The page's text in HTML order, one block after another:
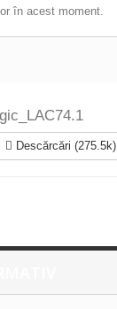
în acest moment.
Descărcări (275.5k)